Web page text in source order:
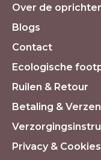
Over de
Blogs
Contact
Ecologische
Ruilen & Retour
Betaling &
Privacy & Cookies